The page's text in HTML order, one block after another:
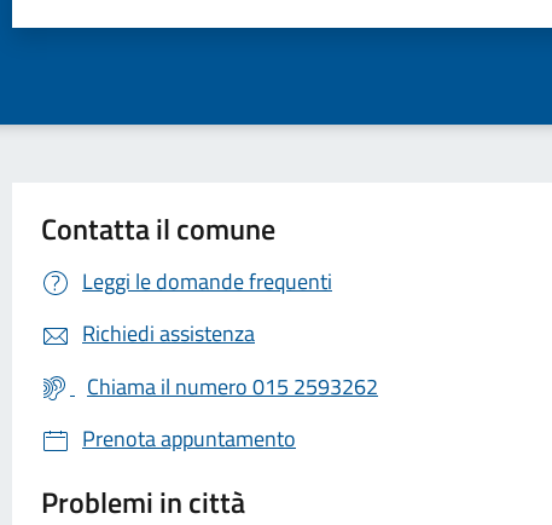
Contatta il comune
Leggi le domande frequenti
Richiedi assistenza
Chiama il numero 015 2593262
Prenota appuntamento
Problemi in città